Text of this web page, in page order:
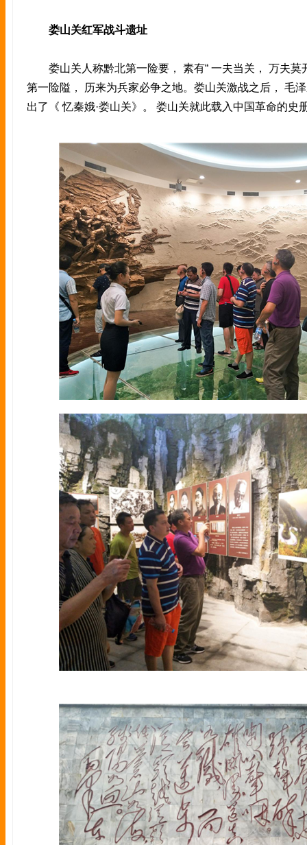
娄山关红军战斗遗址
娄山关人称黔北第一险要， 素有“ 一夫当关， 万夫莫
第一险隘， 历来为兵家必争之地。娄山关激战之后， 毛
出了《 忆秦娥·娄山关》。 娄山关就此载入中国革命的史